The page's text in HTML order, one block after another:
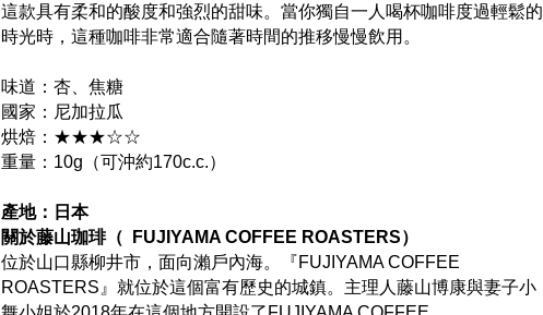
這款具有柔和的酸度和強烈的甜味。當你獨自一人喝杯咖啡度過輕鬆的
時光時，這種咖啡非常適合隨著時間的推移慢慢飲用。
味道：杏、焦糖
國家：尼加拉瓜
烘焙：★★★☆☆
重量：10g（可沖約170c.c.）
產地：日本
關於藤山珈琲（ FUJIYAMA COFFEE ROASTERS）
位於山口縣柳井市，面向瀨戶內海。『FUJIYAMA COFFEE
ROASTERS』就位於這個富有歷史的城鎮。主理人藤山博康與妻子小